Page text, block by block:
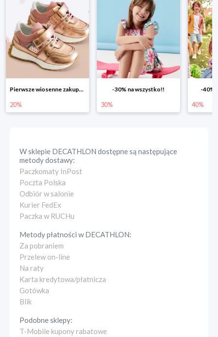
Pierwsze wiosenne zakupy -20%
20%
-30% na wszystko!!
30%
-40%
40%
W sklepie DECATHLON dostępne są następujące
metody dostawy:
Paczkomaty InPost
Poczta Polska
Odbiór w salonie
Kurier FedEx
Paczka w RUCHu
Metody płatności wDECATHLON:
Za pobraniem
Przelew on-line
Na raty
Karta kredytowa/płatnicza
Gotówka
Blik
Podobne sklepy:
T-Mobile kupony rabatowe